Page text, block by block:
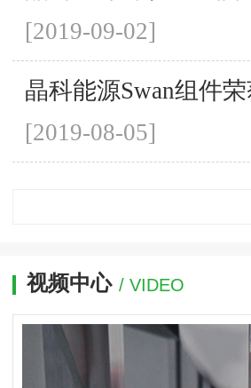
[2019-09-02]
晶科能源Swan组件
[2019-08-05]
视频中心 / VIDEO